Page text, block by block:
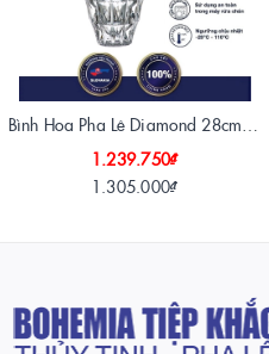
Bình Hoa Pha Lê Diamond 28cm – Tuyệt Tác Ánh Sáng Từ Crystalite Bohemia
1.239.750₫
1.305.000₫